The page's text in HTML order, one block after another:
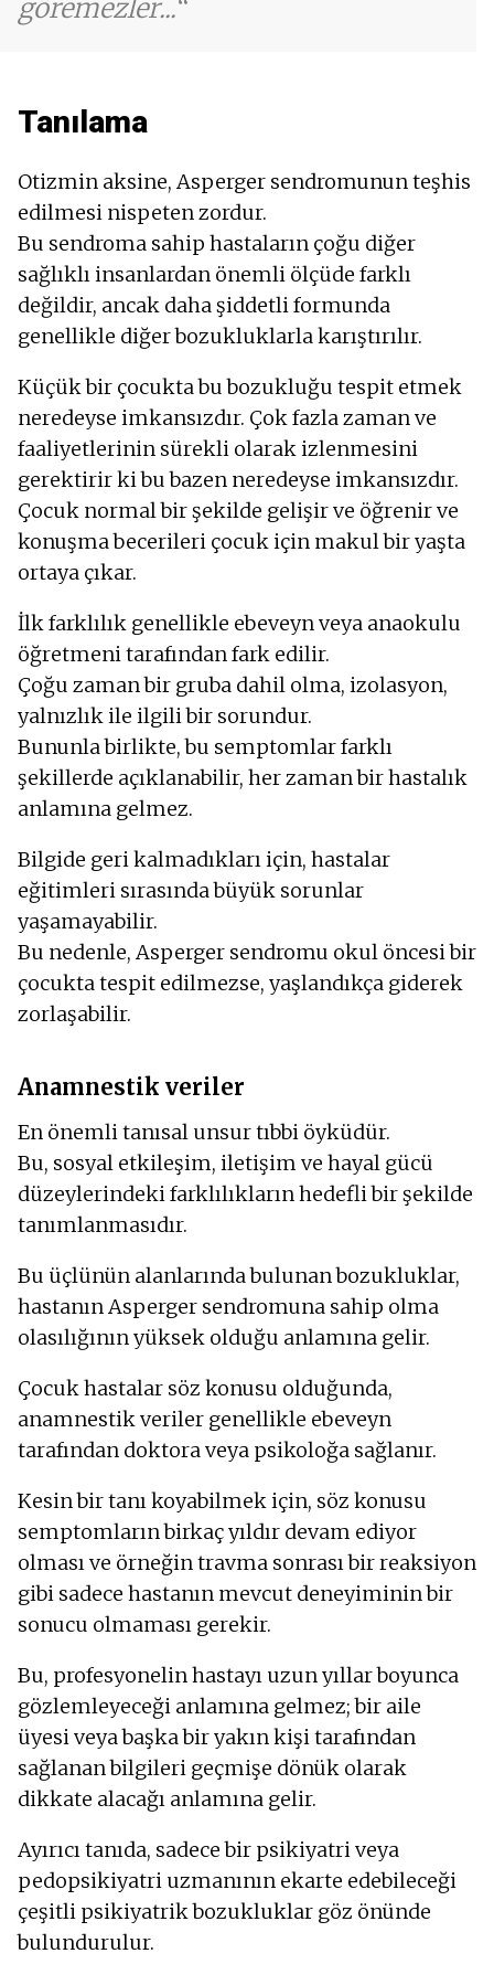
göremezler...
Tanılama
Otizmin aksine, Asperger sendromunun teşhis
edilmesi nispeten zordur.
Bu sendroma sahip hastaların çoğu diğer
sağlıklı insanlardan önemli ölçüde farklı
değildir, ancak daha şiddetli formunda
genellikle diğer bozukluklarla karıştırılır.
Küçük bir çocukta bu bozukluğu tespit etmek
neredeyse imkansızdır. Çok fazla zaman ve
faaliyetlerinin sürekli olarak izlenmesini
gerektirir ki bu bazen neredeyse imkansızdır.
Çocuk normal bir şekilde gelişir ve öğrenir ve
konuşma becerileri çocuk için makul bir yaşta
ortaya çıkar.
İlk farklılık genellikle ebeveyn veya anaokulu
öğretmeni tarafından fark edilir.
Çoğu zaman bir gruba dahil olma, izolasyon,
yalnızlık ile ilgili bir sorundur.
Bununla birlikte, bu semptomlar farklı
şekillerde açıklanabilir, her zaman bir hastalık
anlamına gelmez.
Bilgide geri kalmadıkları için, hastalar
eğitimleri sırasında büyük sorunlar
yaşamayabilir.
Bu nedenle, Asperger sendromu okul öncesi bir
çocukta tespit edilmezse, yaşlandıkça giderek
zorlaşabilir.
Anamnestik veriler
En önemli tanısal unsur tıbbi öyküdür.
Bu, sosyal etkileşim, iletişim ve hayal gücü
düzeylerindeki farklılıkların hedefli bir şekilde
tanımlanmasıdır.
Bu üçlünün alanlarında bulunan bozukluklar,
hastanın Asperger sendromuna sahip olma
olasılığının yüksek olduğu anlamına gelir.
Çocuk hastalar söz konusu olduğunda,
anamnestik veriler genellikle ebeveyn
tarafından doktora veya psikoloğa sağlanır.
Kesin bir tanı koyabilmek için, söz konusu
semptomların birkaç yıldır devam ediyor
olması ve örneğin travma sonrası bir reaksiyon
gibi sadece hastanın mevcut deneyiminin bir
sonucu olmaması gerekir.
Bu, profesyonelin hastayı uzun yıllar boyunca
gözlemleyeceği anlamına gelmez; bir aile
üyesi veya başka bir yakın kişi tarafından
sağlanan bilgileri geçmişe dönük olarak
dikkate alacağı anlamına gelir.
Ayırıcı tanıda, sadece bir psikiyatri veya
pedopsikiyatri uzmanının ekarte edebileceği
çeşitli psikiyatrik bozukluklar göz önünde
bulundurulur.